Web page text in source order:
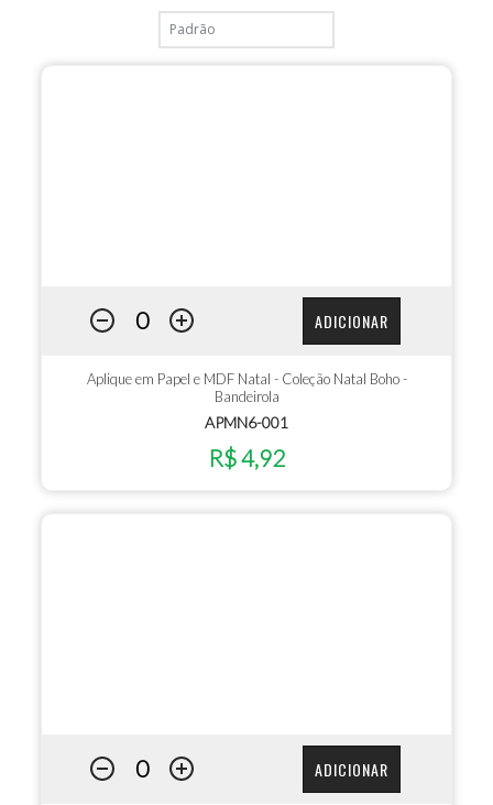
ADICIONAR
Aplique em Papel e MDF Natal - Coleção Natal Boho -
Bandeirola
APMN6-001
R$ 4,92
ADICIONAR